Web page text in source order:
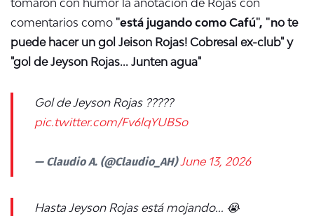
tomaron con humor la anotación de Rojas con
comentarios como "está jugando como Cafú", "no te
puede hacer un gol Jeison Rojas! Cobresal ex-club" y
"gol deJeyson Rojas... Junten agua"
Gol de Jeyson Rojas ?????
pic.twitter.com/Fv6lqYUBSo
— Claudio A. (@Claudio_AH)June 13, 2026
Hasta Jeyson Rojas está mojando... 😭